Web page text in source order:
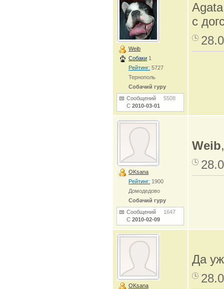
Weib
Собаки 1
Рейтинг: 5727
Тернополь
Собачий гуру
Сообщений 5508
С 2010-03-01
с
OKsana
Рейтинг: 1900
Домодедово
Собачий гуру
Сообщений 1647
С 2010-02-09
Weib
OKsana
Да